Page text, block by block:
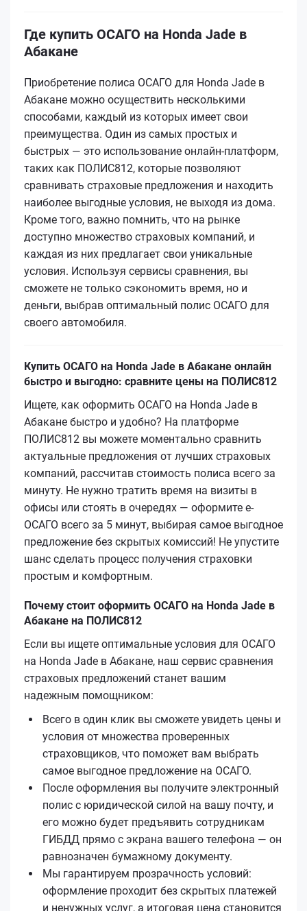
Где купить ОСАГО на Honda Jade в
Абакане
Приобретение полиса ОСАГО для Honda Jade в
Абакане можно осуществить несколькими
способами, каждый из которых имеет свои
преимущества. Один из самых простых и
быстрых — это использование онлайн-платформ,
таких как ПОЛИС812, которые позволяют
сравнивать страховые предложения и находить
наиболее выгодные условия, не выходя из дома.
Кроме того, важно помнить, что на рынке
доступно множество страховых компаний, и
каждая из них предлагает свои уникальные
условия. Используя сервисы сравнения, вы
сможете не только сэкономить время, но и
деньги, выбрав оптимальный полис ОСАГО для
своего автомобиля.
Купить ОСАГО на Honda Jade в Абакане онлайн
быстро и выгодно: сравните цены на ПОЛИС812
Ищете, как оформить ОСАГО на Honda Jade в
Абакане быстро и удобно? На платформе
ПОЛИС812 вы можете моментально сравнить
актуальные предложения от лучших страховых
компаний, рассчитав стоимость полиса всего за
минуту. Не нужно тратить время на визиты в
офисы или стоять в очередях — оформите е-
ОСАГО всего за 5 минут, выбирая самое выгодное
предложение без скрытых комиссий! Не упустите
шанс сделать процесс получения страховки
простым и комфортным.
Почему стоит оформить ОСАГО на Honda Jade в
Абакане на ПОЛИС812
Если вы ищете оптимальные условия для ОСАГО
на Honda Jade в Абакане, наш сервис сравнения
страховых предложений станет вашим
надежным помощником:
Всего в один клик вы сможете увидеть цены и
условия от множества проверенных
страховщиков, что поможет вам выбрать
самое выгодное предложение на ОСАГО.
После оформления вы получите электронный
полис с юридической силой на вашу почту, и
его можно будет предъявить сотрудникам
ГИБДД прямо с экрана вашего телефона — он
равнозначен бумажному документу.
Мы гарантируем прозрачность условий:
оформление проходит без скрытых платежей
и ненужных услуг, а итоговая цена становится